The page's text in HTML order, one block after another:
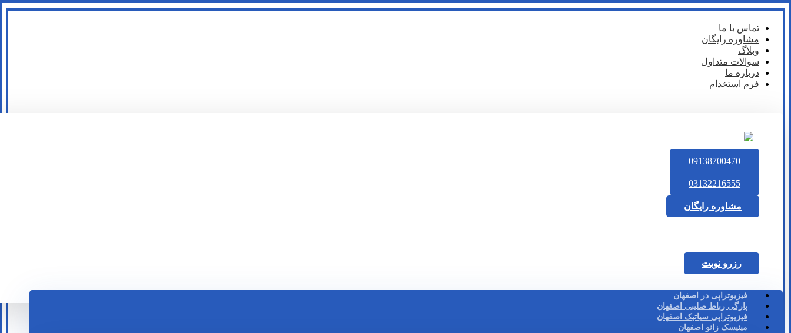
تماس با ما
مشاوره رایگان
وبلاگ
سوالات متداول
درباره ما
فرم استخدام
09138700470
03132216555
مشاوره رایگان
رزرو نوبت
فیزیوتراپی در اصفهان
پارگی رباط صلیبی اصفهان
فیزیوتراپی سیاتیک اصفهان
مینیسک زانو اصفهان